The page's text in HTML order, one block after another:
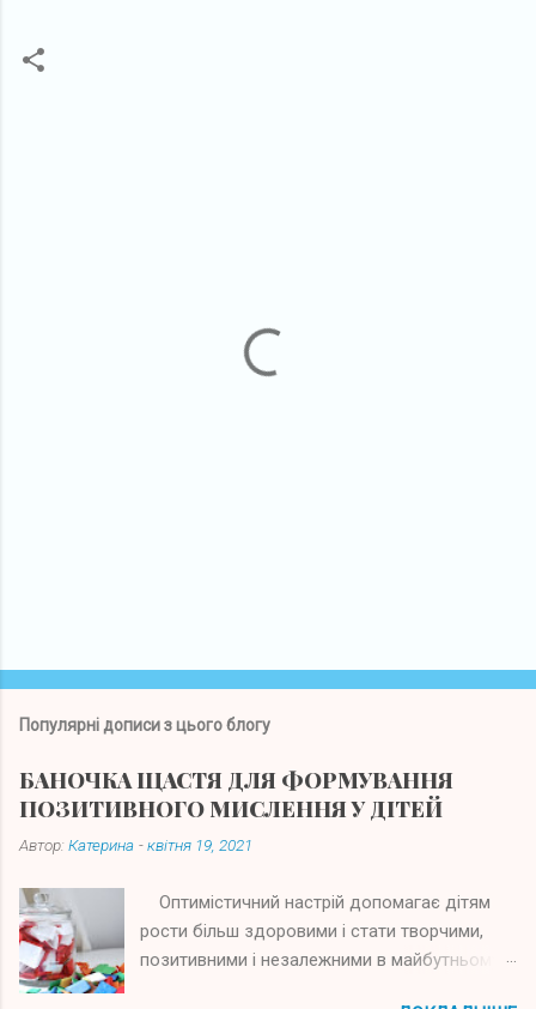
Популярні дописи з цього блогу
БАНОЧКА ЩАСТЯ ДЛЯ ФОРМУВАННЯ
ПОЗИТИВНОГО МИСЛЕННЯ У ДІТЕЙ
Автор: Катерина -квітня 19, 2021
Оптимістичний настрій допомагає дітям
рости більш здоровими і стати творчими,
позитивними і незалежними в майбутньому.